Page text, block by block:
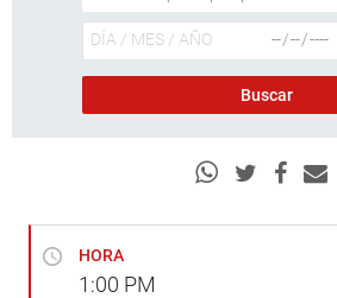
HORA
1:00 PM